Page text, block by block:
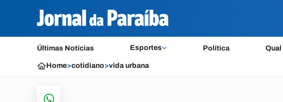
Últimas Notícias Esportes Política Qual
Home>cotidiano>vida urbana